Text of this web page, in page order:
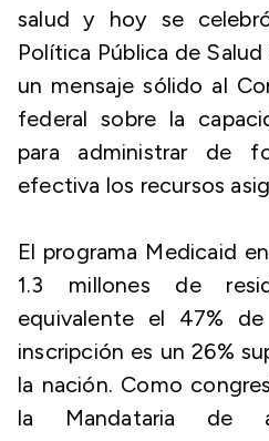
salud y hoy se
Política Pública de
un mensaje sólido al
federal sobre la
para administrar de
efectiva los recursos
El programa Medicaid
1.3 millones de
equivalente el 47%
inscripción es un 26%
la nación. Como
la Mandataria de